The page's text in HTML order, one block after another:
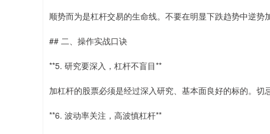
顺势而为是杠杆交易的生命线。不要在明显下跌趋势中逆势
## 二、操作实战口诀
**5. 研究要深入，杠杆不盲目**
加杠杆的股票必须是经过深入研究、基本面良好的标的。切
**6. 波动率关注，高波慎杠杆**